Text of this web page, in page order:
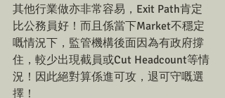
其他行業做亦非常容易，Exit Path肯定
比公務員好！而且係當下Market不穩定
嘅情況下，監管機構後面因為有政府撐
住，較少出現截員或Cut Headcount等情
況！因此絕對算係進可攻，退可守嘅選
擇！